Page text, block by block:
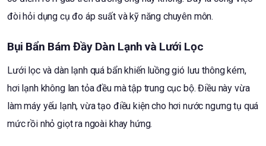
đòi hỏi dụng cụ đo áp suất và kỹ năng chuyên môn.
Bụi Bẩn Bám Đầy Dàn Lạnh và Lưới Lọc
Lưới lọc và dàn lạnh quá bẩn khiến luồng gió lưu thông kém,
hơi lạnh không lan tỏa đều mà tập trung cục bộ. Điều này vừa
làm máy yếu lạnh, vừa tạo điều kiện cho hơi nước ngưng tụ quá
mức rồi nhỏ giọt ra ngoài khay hứng.